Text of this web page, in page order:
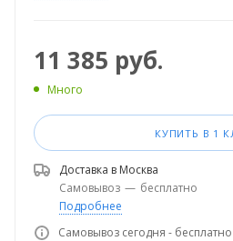
11 385 руб.
Много
КУПИТЬ В 1
Доставка в Москва
Самовывоз — бесплатно
Подробнее
Самовывоз сегодня - бесплатно